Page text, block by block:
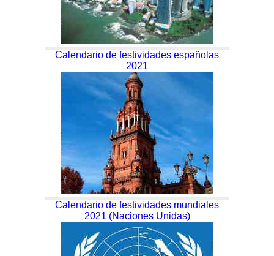
Calendario de festividades españolas
2021
Calendario de festividades mundiales
2021 (Naciones Unidas)